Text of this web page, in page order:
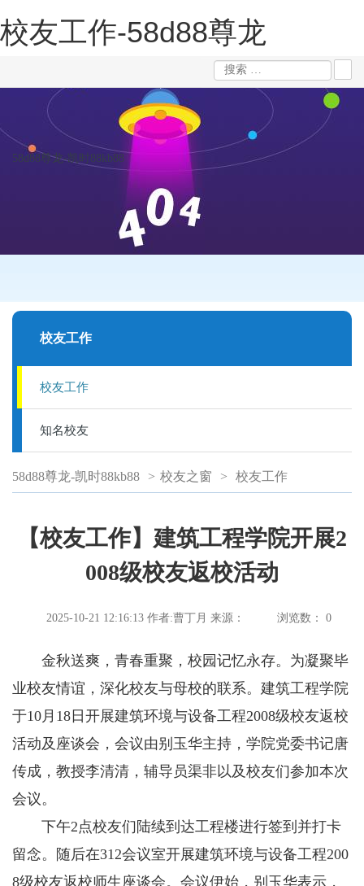
校友工作-58d88尊龙
58d88尊龙-凯时88kb88
校友工作
校友工作
知名校友
58d88尊龙-凯时88kb88 > 校友之窗 > 校友工作
【校友工作】建筑工程学院开展2
008级校友返校活动
2025-10-21 12:16:13 作者:曹丁月 来源： 浏览数： 0
金秋送爽，青春重聚，校园记忆永存。为凝聚毕
业校友情谊，深化校友与母校的联系。建筑工程学院
于10月18日开展建筑环境与设备工程2008级校友返校
活动及座谈会，会议由别玉华主持，学院党委书记唐
传成，教授李清清，辅导员渠非以及校友们参加本次
会议。
下午2点校友们陆续到达工程楼进行签到并打卡
留念。随后在312会议室开展建筑环境与设备工程200
8级校友返校师生座谈会。会议伊始，别玉华表示，